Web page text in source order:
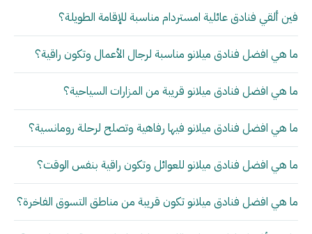
فين ألقي فنادق عائلية امستردام مناسبة للإقامة الطويلة؟
ما هي افضل فنادق ميلانو مناسبة لرجال الأعمال وتكون راقية؟
ما هي افضل فنادق ميلانو قريبة من المزارات السياحية؟
ما هي افضل فنادق ميلانو فيها رفاهية وتصلح لرحلة رومانسية؟
ما هي افضل فنادق ميلانو للعوائل وتكون راقية بنفس الوقت؟
ما هي افضل فنادق ميلانو تكون قريبة من مناطق التسوق الفاخرة؟